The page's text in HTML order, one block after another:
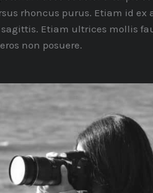
rhoncus purus. Etiam id
Etiam ultrices mollis
non posuere.